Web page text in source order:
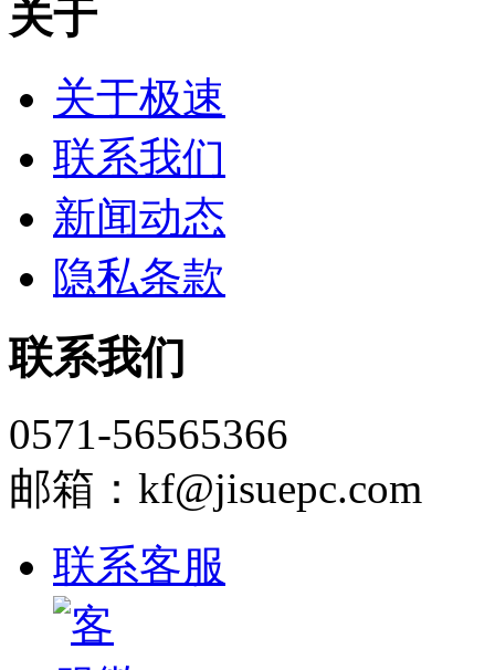
关于
关于极速
联系我们
新闻动态
隐私条款
联系我们
0571-56565366
邮箱：kf@jisuepc.com
联系客服